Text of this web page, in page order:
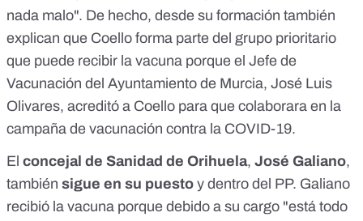
nada malo". De hecho, desde su formación también
explican que Coello forma parte del grupo prioritario
que puede recibir la vacuna porque el Jefe de
Vacunación del Ayuntamiento de Murcia, José Luis
Olivares, acreditó a Coello para que colaborara en la
campaña de vacunación contra la COVID-19.
El concejal de Sanidad de Orihuela, José Galiano,
también sigue en su puesto y dentro del PP. Galiano
recibió la vacuna porque debido a su cargo "está todo